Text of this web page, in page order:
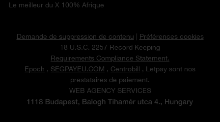
Le meilleur du X 100% Afrique
Demande de suppression de contenu | Préférences cookies
18 U.S.C. 2257 Record Keeping
Requirements Compliance Statement.
Epoch , SEGPAYEU.COM , Centrobill , Letpay sont nos
prestataires de paiement.
WEB AGENCY SERVICES